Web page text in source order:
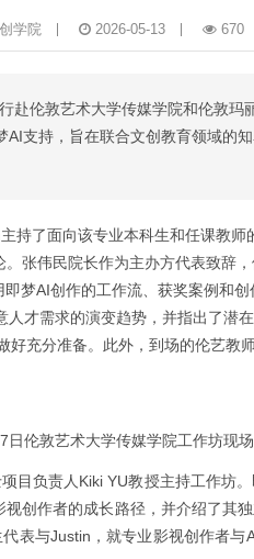
学院 2026-05-13 670
赴伦敦艺术大学传媒学院和伦敦
支持，旨在联合文创教育领域的
持了面向该专业本科生和任课教师
张伟民院长作为主办方代表致辞
梦AI创作的工作流、获奖案例和
才需求的演变趋势，并指出了潜
充分准备。此外，到场的伦艺教
日伦敦艺术大学传媒学院工作坊现场
目负责人Kiki YU教授主持工作坊
创作者的成长路径，并介绍了其
表与Justin，就专业影视创作者